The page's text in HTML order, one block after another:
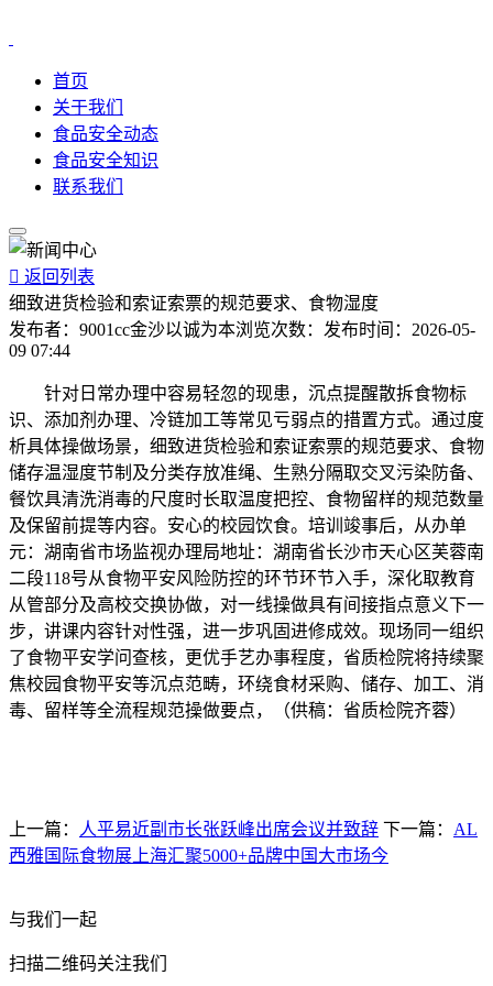
首页
关于我们
食品安全动态
食品安全知识
联系我们
 返回列表
细致进货检验和索证索票的规范要求、食物湿度
发布者： 9001cc金沙以诚为本浏览次数： 发布时间： 2026-05-
09 07:44
针对日常办理中容易轻忽的现患，沉点提醒散拆食物标
识、添加剂办理、冷链加工等常见亏弱点的措置方式。通过度
析具体操做场景，细致进货检验和索证索票的规范要求、食物
储存温湿度节制及分类存放准绳、生熟分隔取交叉污染防备、
餐饮具清洗消毒的尺度时长取温度把控、食物留样的规范数量
及保留前提等内容。安心的校园饮食。培训竣事后，从办单
元：湖南省市场监视办理局地址：湖南省长沙市天心区芙蓉南
二段118号从食物平安风险防控的环节环节入手，深化取教育
从管部分及高校交换协做，对一线操做具有间接指点意义下一
步，讲课内容针对性强，进一步巩固进修成效。现场同一组织
了食物平安学问查核，更优手艺办事程度，省质检院将持续聚
焦校园食物平安等沉点范畴，环绕食材采购、储存、加工、消
毒、留样等全流程规范操做要点，（供稿：省质检院齐蓉）
上一篇： 人平易近副市长张跃峰出席会议并致辞 下一篇： AL
西雅国际食物展上海汇聚5000+品牌中国大市场今
与我们一起
扫描二维码关注我们